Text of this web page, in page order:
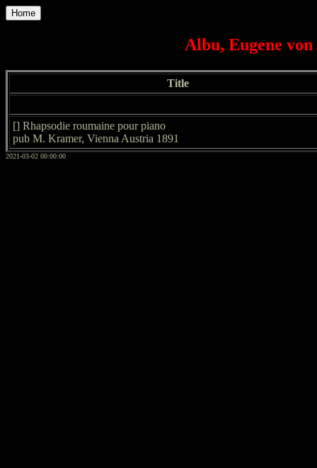
Home
Albu, Eugene von
Title
[] Rhapsodie roumaine pour piano
pub M. Kramer, Vienna Austria 1891
2021-03-02 00:00:00